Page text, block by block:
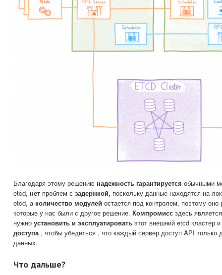
Благодаря этому решению надежность гарантируется обычными
etcd, нет проблем с задержкой, поскольку данные находятся на
etcd, а количество модулей остается под контролем, поэтому
которые у нас были с другое решение. Компромисс здесь
нужно установить и эксплуатировать этот внешний etcd кластер
доступа, чтобы убедиться , что каждый сервер доступ API только
данных.
Что дальше?